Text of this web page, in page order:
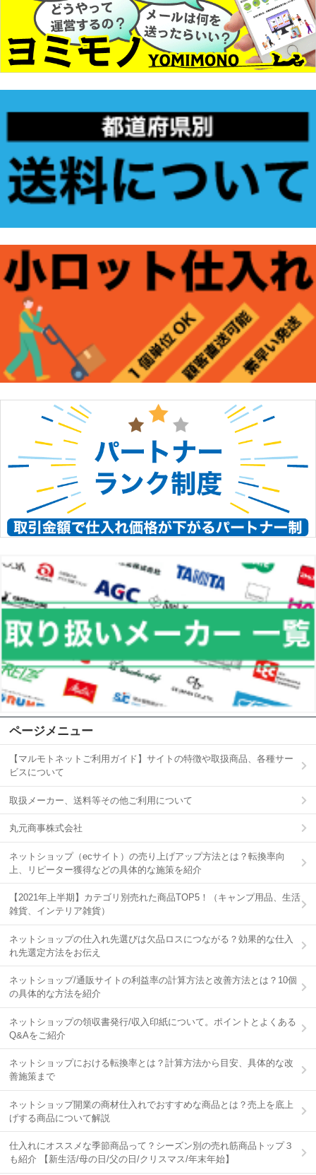
ページメニュー
【マルモトネットご利用ガイド】サイトの特徴や取扱商品、各種サー
ビスについて
取扱メーカー、送料等その他ご利用について
丸元商事株式会社
ネットショップ（ecサイト）の売り上げアップ方法とは？転換率向
上、リピーター獲得などの具体的な施策を紹介
【2021年上半期】カテゴリ別売れた商品TOP5！（キャンプ用品、生活
雑貨、インテリア雑貨）
ネットショップの仕入れ先選びは欠品ロスにつながる？効果的な仕入
れ先選定方法をお伝え
ネットショップ/通販サイトの利益率の計算方法と改善方法とは？10個
の具体的な方法を紹介
ネットショップの領収書発行/収入印紙について。ポイントとよくある
Q&Aをご紹介
ネットショップにおける転換率とは？計算方法から目安、具体的な改
善施策まで
ネットショップ開業の商材仕入れでおすすめな商品とは？売上を底上
げする商品について解説
仕入れにオススメな季節商品って？シーズン別の売れ筋商品トップ３
も紹介 【新生活/母の日/父の日/クリスマス/年末年始】